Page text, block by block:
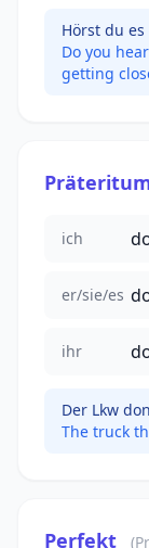
Hörst du
Do you
getting
ich
er/sie/es
ihr
Der Lkw
The truck
Perfekt